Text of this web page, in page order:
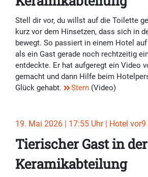
Stell dir vor, du willst auf die Toilette
kurz vor dem Hinsetzen, dass sich in
bewegt. So passiert in einem Hotel
als ein Gast gerade noch rechtzeitig
entdeckte. Er hat aufgeregt ein Video
gemacht und dann Hilfe beim
Glück gehabt.
Stern (Video)
19. Mai 2026 | 17:55 Uhr | Hotel vor9
Tierischer Gast in der
Keramikabteilung